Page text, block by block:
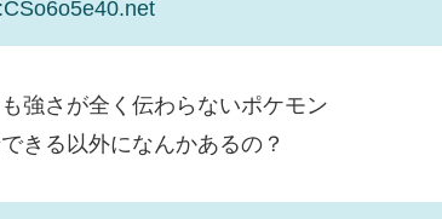
強さが全く伝わらないポケモン
きる以外になんかあるの？